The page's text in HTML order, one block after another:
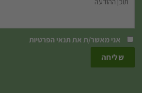
אני מאשר/ת אתתנאי הפרטיות